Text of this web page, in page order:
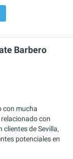
Barbero
con mucha
con
clientes de Sevilla,
potenciales en